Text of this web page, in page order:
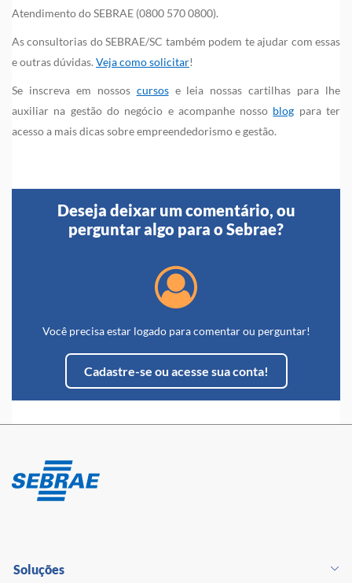
Atendimento do SEBRAE (0800 570 0800).
As consultorias do SEBRAE/SC também podem te ajudar com essas
e outras dúvidas. Veja como solicitar!
Se inscreva em nossos cursose leia nossas cartilhas para lhe
auxiliar na gestão do negócio e acompanhe nosso blog para ter
acesso a mais dicas sobre empreendedorismo e gestão.
Deseja deixar um comentário, ou
perguntar algo para o Sebrae?
Você precisa estar logado para comentar ou perguntar!
Cadastre-se ou acesse sua conta!
Soluções